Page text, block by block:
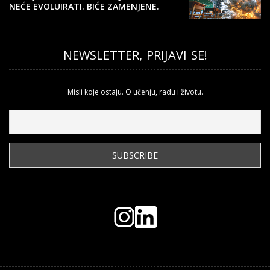
NEĆE EVOLUIRATI. BIĆE ZAMENJENE.
NEWSLETTER, PRIJAVI SE!
Misli koje ostaju. O učenju, radu i životu.